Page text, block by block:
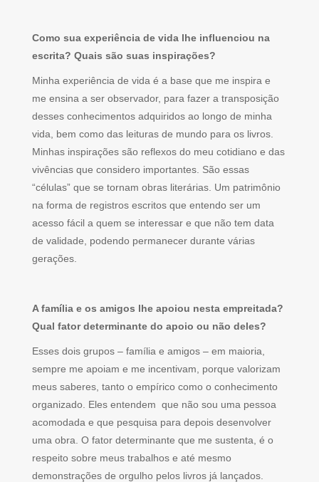
Como sua experiência de vida lhe influenciou na
escrita? Quais são suas inspirações?
Minha experiência de vida é a base que me inspira e
me ensina a ser observador, para fazer a transposição
desses conhecimentos adquiridos ao longo de minha
vida, bem como das leituras de mundo para os livros.
Minhas inspirações são reflexos do meu cotidiano e das
vivências que considero importantes. São essas
“células” que se tornam obras literárias. Um patrimônio
na forma de registros escritos que entendo ser um
acesso fácil a quem se interessar e que não tem data
de validade, podendo permanecer durante várias
gerações.
A família e os amigos lhe apoiou nesta empreitada?
Qual fator determinante do apoio ou não deles?
Esses dois grupos – família e amigos – em maioria,
sempre me apoiam e me incentivam, porque valorizam
meus saberes, tanto o empírico como o conhecimento
organizado. Eles entendem que não sou uma pessoa
acomodada e que pesquisa para depois desenvolver
uma obra. O fator determinante que me sustenta, é o
respeito sobre meus trabalhos e até mesmo
demonstrações de orgulho pelos livros já lançados.